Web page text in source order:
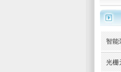
智能
光栅